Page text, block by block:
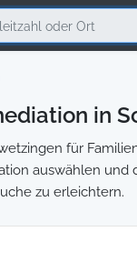
in
für
auswählen
zu erleichtern.